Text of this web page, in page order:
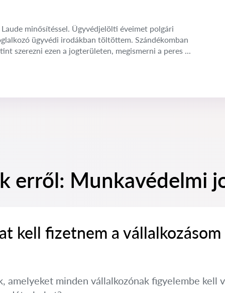
minősítéssel. Ügyvédjelölti éveimet polgári
ügyvédi irodákban töltöttem. Szándékomban
szerezni ezen a jogterületen, megismerni a peres ...
erről: Munkavédelmi
kell fizetnem a vállalkozásom
amelyeket minden vállalkozónak figyelembe kell